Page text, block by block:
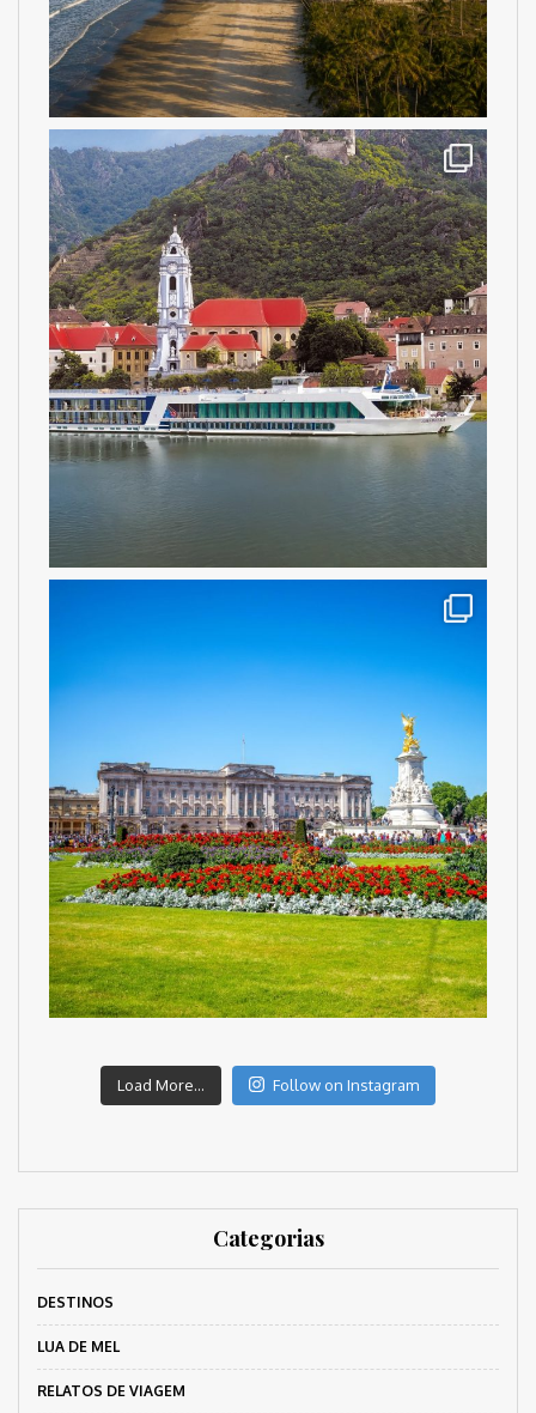
Load More... Follow on Instagram
Categorias
DESTINOS
LUA DE MEL
RELATOS DE VIAGEM